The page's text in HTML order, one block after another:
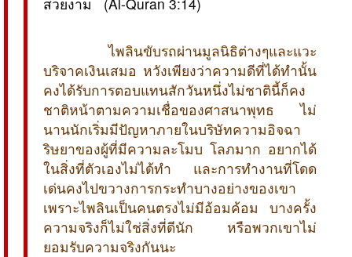
ไพลินขับรถผ่านมูลนิธิต่างๆและแวะ
บริจาคเงินเสมอ หวังเพียงว่าความดีที่ได้ทำนั้น
คงได้รับการตอบแทนสักวันหนึ่งไม่ชาตินี้ก็คง
ชาติหน้าตามความเชื่อของศาสนาพุทธ ไม่
นานนักเริ่มมีปัญหาภายในบริษัทความอิจฉา
ริษยาของผู้ที่มีความละโมบ โลภมาก อยากได้
ในสิ่งที่ตัวเองไม่ได้ทำ และการทำงานที่โดด
เด่นคงไปขวางการกระทำบางอย่างของเขา
เพราะไพลินเป็นคนตรงไม่มีอ้อมค้อม บางครั้ง
ความจริงก็ไม่ใช่สิ่งที่ดีนัก หรือพวกเขาไม่
ยอมรับความจริงกันนะ